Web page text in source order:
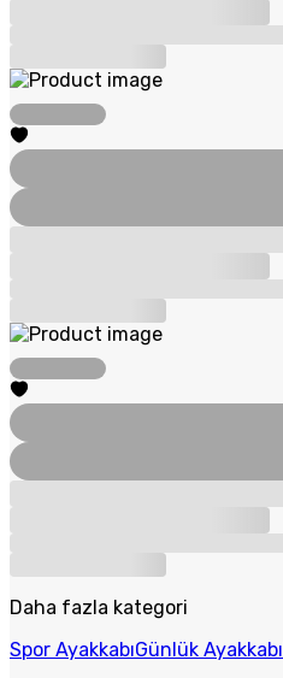
Daha fazla kategori
Spor AyakkabıGünlük Ayakkabı